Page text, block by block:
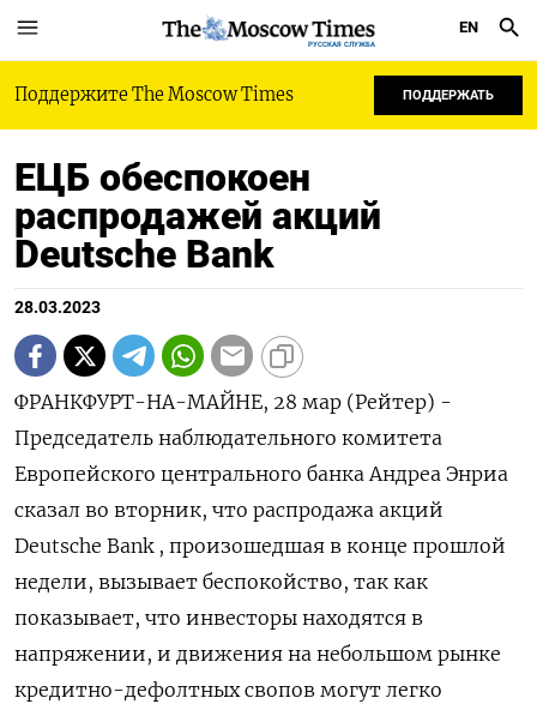
РУССКАЯ СЛУЖБА
EN
Поддержите The Moscow Times ПОДДЕРЖАТЬ
ЕЦБ обеспокоен
распродажей акций
Deutsche Bank
28.03.2023
ФРАНКФУРТ-НА-МАЙНЕ, 28 мар (Рейтер) -
Председатель наблюдательного комитета
Европейского центрального банка Андреа Энриа
сказал во вторник, что распродажа акций
Deutsche Bank , произошедшая в конце прошлой
недели, вызывает беспокойство, так как
показывает, что инвесторы находятся в
напряжении, и движения на небольшом рынке
кредитно-дефолтных свопов могут легко